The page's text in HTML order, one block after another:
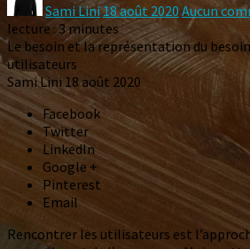
Sami Lini18 août 2020 Aucun
lecture : 3 minutes
Le besoin et la représentation du
utilisateurs
Sami Lini 18 août 2020
Facebook
Twitter
LinkedIn
Google +
Pinterest
Email
Rencontrer les utilisateurs est